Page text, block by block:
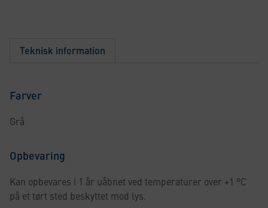
Teknisk information
Farver
Grå
Opbevaring
Kan opbevares i 1 år uåbnet ved temperaturer over +1 °C
på et tørt sted beskyttet mod lys.